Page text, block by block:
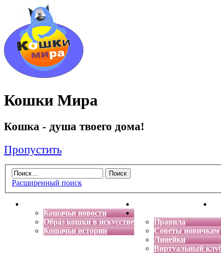
Кошки Мира
Кошка - душа твоего дома!
Пропустить
Расширенный поиск
Кошачьи новости
Образ кошки в искусстве
Кошачьи истории
Энциклопедия кошек
Правила
Советы новичкам
Линейки
Виртуальный